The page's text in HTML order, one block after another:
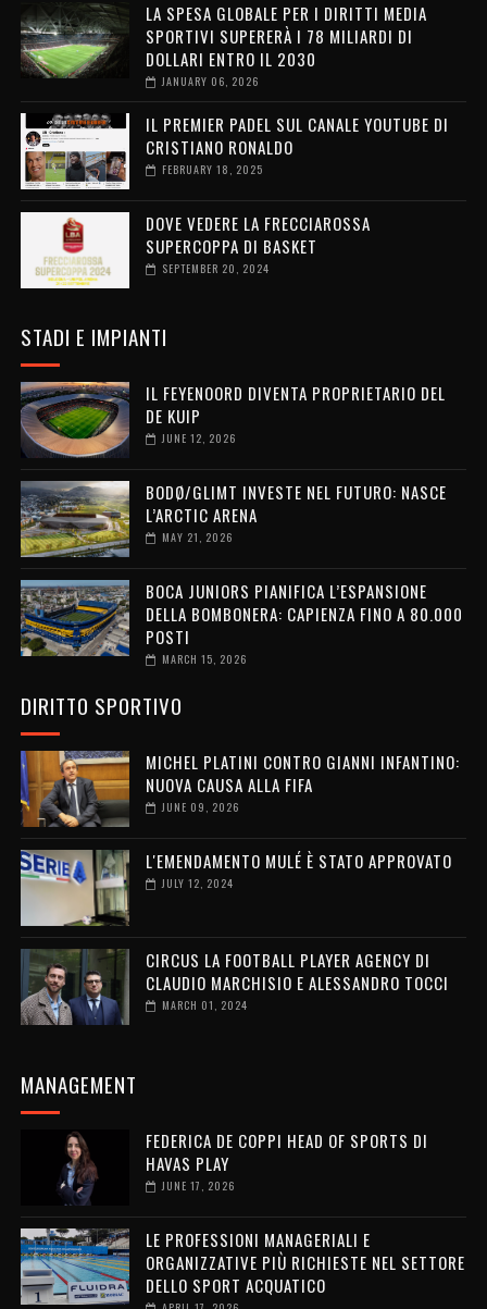
LA SPESA GLOBALE PER I DIRITTI MEDIA
SPORTIVI SUPERERÀ I 78 MILIARDI DI
DOLLARI ENTRO IL 2030
JANUARY 06, 2026
IL PREMIER PADEL SUL CANALE YOUTUBE DI
CRISTIANO RONALDO
FEBRUARY 18, 2025
DOVE VEDERE LA FRECCIAROSSA
SUPERCOPPA DI BASKET
SEPTEMBER 20, 2024
STADI E IMPIANTI
IL FEYENOORD DIVENTA PROPRIETARIO DEL
DE KUIP
JUNE 12, 2026
BODØ/GLIMT INVESTE NEL FUTURO: NASCE
L’ARCTIC ARENA
MAY 21, 2026
BOCA JUNIORS PIANIFICA L’ESPANSIONE
DELLA BOMBONERA: CAPIENZA FINO A 80.000
POSTI
MARCH 15, 2026
DIRITTO SPORTIVO
MICHEL PLATINI CONTRO GIANNI INFANTINO:
NUOVA CAUSA ALLA FIFA
JUNE 09, 2026
L'EMENDAMENTO MULÉ È STATO APPROVATO
JULY 12, 2024
CIRCUS LA FOOTBALL PLAYER AGENCY DI
CLAUDIO MARCHISIO E ALESSANDRO TOCCI
MARCH 01, 2024
MANAGEMENT
FEDERICA DE COPPI HEAD OF SPORTS DI
HAVAS PLAY
JUNE 17, 2026
LE PROFESSIONI MANAGERIALI E
ORGANIZZATIVE PIÙ RICHIESTE NEL SETTORE
DELLO SPORT ACQUATICO